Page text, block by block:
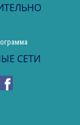
СЕТИ